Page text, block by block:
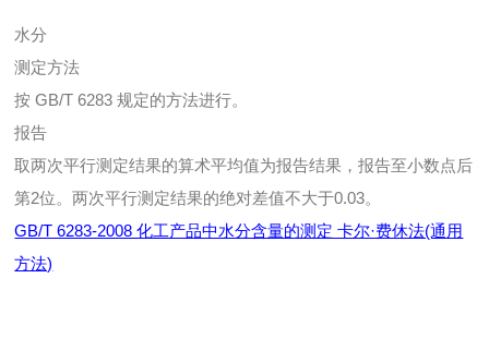
水分
测定方法
按 GB/T 6283 规定的方法进行。
报告
取两次平行测定结果的算术平均值为报告结果，报告至小数点后
第2位。两次平行测定结果的绝对差值不大于0.03。
GB/T 6283-2008 化工产品中水分含量的测定 卡尔·费休法(通用
方法)